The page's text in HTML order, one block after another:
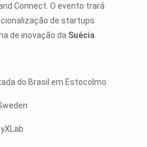
Connect. O evento trará
de startups
de inovação da Suécia.
do Brasil em Estocolmo